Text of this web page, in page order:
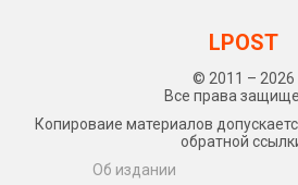
LPOST
© 2011 – 2026
Все права
Копироваие материалов
обратной
Об издании